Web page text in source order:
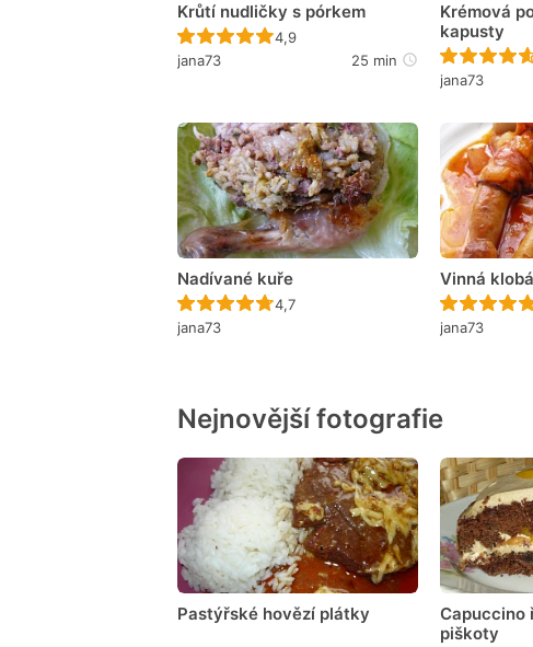
Krůtí nudličky s pórkem
Recept ještě nebyl hodnocen
4,9
jana73
25 min
Krémová
kapusty
jana73
Nadívané kuře
Recept ještě nebyl hodnocen
4,7
jana73
Vinná
jana73
Nejnovější fotografie
Pastýřské hovězí plátky
Capuccino
piškoty